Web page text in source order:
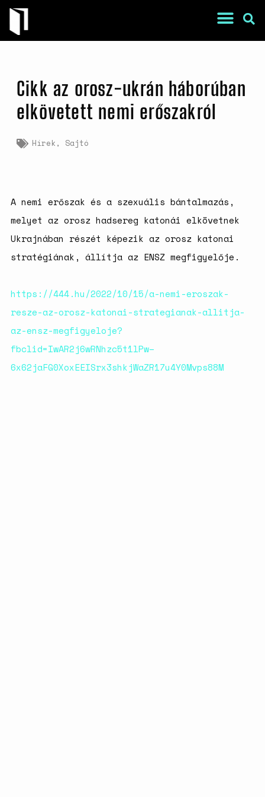
Book of Sorrows: Kosovo War
Rape Survivors Tell Their
Stories
A háborús nemi erőszak és a
magyarországi
Bálsój szerelem a málenkij
robot idején
Cikk az orosz-ukrán háborúban
elkövetett nemi erőszakról
Hírek , Sajtó
A nemi erőszak és a szexuális bántalmazás,
melyet az orosz hadsereg katonái elkövetnek
Ukrajnában részét képezik az orosz katonai
stratégiának, állítja az ENSZ megfigyelője.
https://444.hu/2022/10/15/a-nemi-eroszak-
resze-az-orosz-katonai-strategianak-allitja-
az-ensz-megfigyeloje?
fbclid=IwAR2j6wRNhzc5t1lPw–
6x62jaFG0XoxEEISrx3shkjWaZR17u4Y0Mvps88M